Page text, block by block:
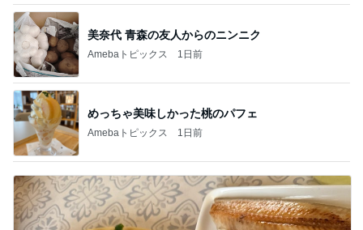
美奈代 青森の友人からのニンニク
Amebaトピックス 1日前
めっちゃ美味しかった桃のパフェ
Amebaトピックス 1日前